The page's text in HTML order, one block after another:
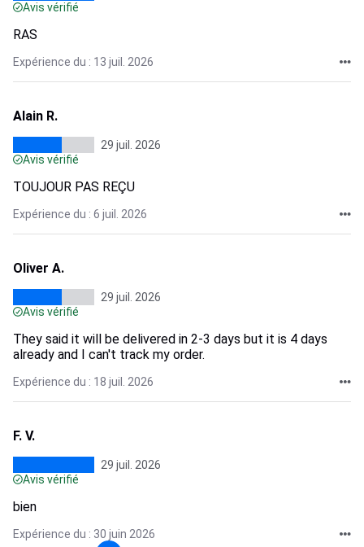
Avis vérifié
RAS
Expérience du : 13 juil. 2026
Alain R.
29 juil. 2026
Avis vérifié
TOUJOUR PAS REÇU
Expérience du : 6 juil. 2026
Oliver A.
29 juil. 2026
Avis vérifié
They said it will be delivered in 2-3 days but it is 4 days
already and I can't track my order.
Expérience du : 18 juil. 2026
F. V.
29 juil. 2026
Avis vérifié
bien
Expérience du : 30 juin 2026